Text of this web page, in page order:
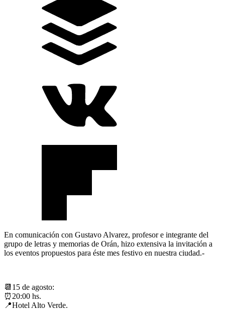
En comunicación con Gustavo Alvarez, profesor e integrante del
grupo de letras y memorias de Orán, hizo extensiva la invitación a
los eventos propuestos para éste mes festivo en nuestra ciudad.-
📆15 de agosto:
⏰20:00 hs.
📍Hotel Alto Verde.